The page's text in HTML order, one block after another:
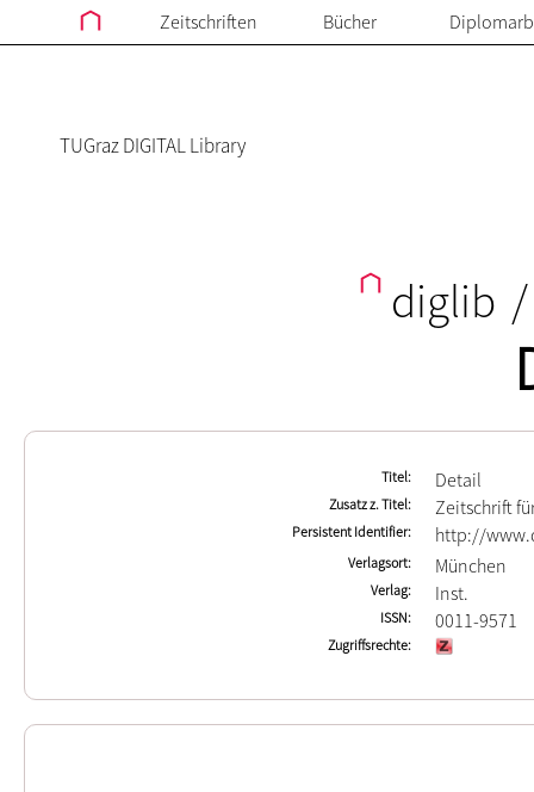
Zeitschriften Bücher
TUGraz DIGITAL Library
diglib /
Titel Detail
Zusatz z. Titel Zeitschrift
Persistent Identifier http://
Verlagsort München
Verlag Inst.
ISSN 0011-9571
Zugriffsrechte